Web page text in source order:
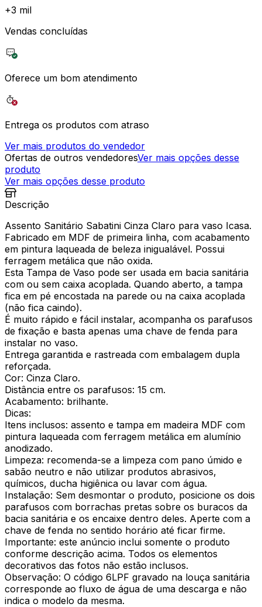
+3 mil
Vendas concluídas
Oferece um bom atendimento
Entrega os produtos com atraso
Ver mais produtos do vendedor
Ofertas de outros vendedoresVer mais opções desse
produto
Ver mais opções desse produto
Descrição
Assento Sanitário Sabatini Cinza Claro para vaso Icasa.
Fabricado em MDF de primeira linha, com acabamento
em pintura laqueada de beleza inigualável. Possui
ferragem metálica que não oxida.
Esta Tampa de Vaso pode ser usada em bacia sanitária
com ou sem caixa acoplada. Quando aberto, a tampa
fica em pé encostada na parede ou na caixa acoplada
(não fica caindo).
É muito rápido e fácil instalar, acompanha os parafusos
de fixação e basta apenas uma chave de fenda para
instalar no vaso.
Entrega garantida e rastreada com embalagem dupla
reforçada.
Cor: Cinza Claro.
Distância entre os parafusos: 15 cm.
Acabamento: brilhante.
Dicas:
Itens inclusos: assento e tampa em madeira MDF com
pintura laqueada com ferragem metálica em alumínio
anodizado.
Limpeza: recomenda-se a limpeza com pano úmido e
sabão neutro e não utilizar produtos abrasivos,
químicos, ducha higiênica ou lavar com água.
Instalação: Sem desmontar o produto, posicione os dois
parafusos com borrachas pretas sobre os buracos da
bacia sanitária e os encaixe dentro deles. Aperte com a
chave de fenda no sentido horário até ficar firme.
Importante: este anúncio inclui somente o produto
conforme descrição acima. Todos os elementos
decorativos das fotos não estão inclusos.
Observação: O código 6LPF gravado na louça sanitária
corresponde ao fluxo de água de uma descarga e não
indica o modelo da mesma.